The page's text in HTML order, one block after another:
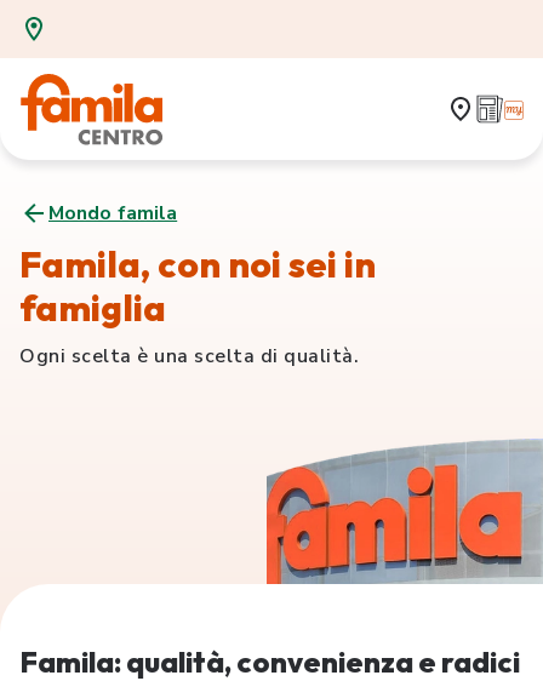
Mondo famila
Famila, con noi sei in
famiglia
Ogni scelta è una scelta di qualità.
Famila: qualità, convenienza e radici